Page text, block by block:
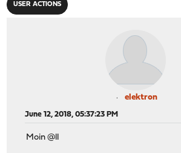
USER ACTIONS
elektron
June 12, 2018, 05:37:23 PM
Moin @ll